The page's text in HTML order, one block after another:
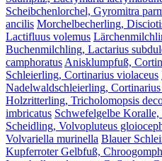
Scheibchenlorchel, Gyromitra
ancilis Morchelbecherling,
Lactifluus volemus
Buchenmilchling, Lactarius
camphoratusAnisklumpfuß,
Schleierling, Cortinarius violaceus
Nadelwaldschleierling,
Holzritterling, Tricholomopsis
imbricatus Schwefelgelbe
Scheidling, Volvopluteus
Volvariella murinella Blauer
Kupferroter Gelbfuß,